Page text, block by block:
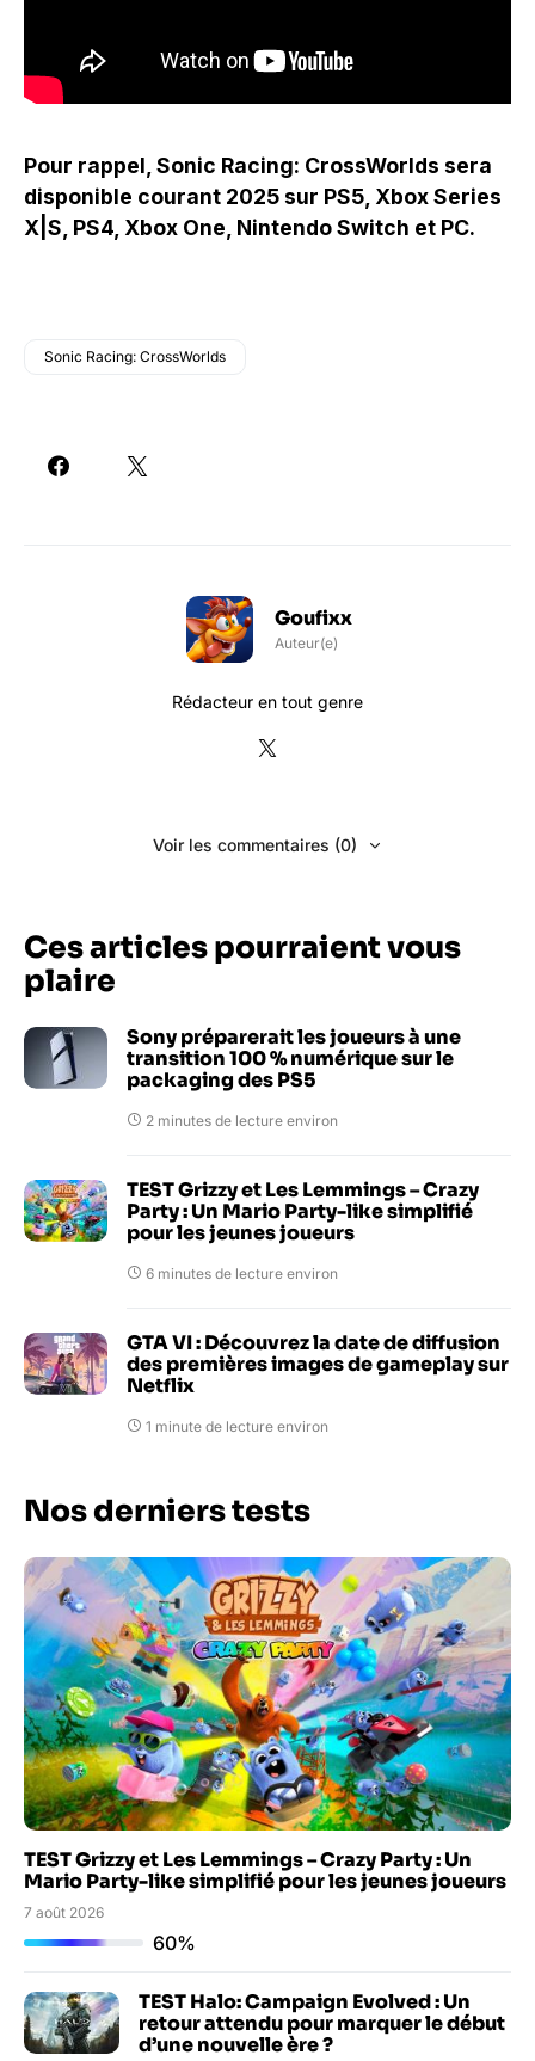
Pour rappel, Sonic Racing: CrossWorlds sera
disponible courant 2025 sur PS5, Xbox Series
X|S, PS4, Xbox One, Nintendo Switch et PC.
Sonic Racing: CrossWorlds
Goufixx
Auteur(e)
Rédacteur en tout genre
Voir les commentaires (0)
Ces articles pourraient vous
plaire
Sony préparerait les joueurs à une
transition 100 % numérique sur le
packaging des PS5
2 minutes de lecture environ
TEST Grizzy et Les Lemmings – Crazy
Party : Un Mario Party-like simplifié
pour les jeunes joueurs
6 minutes de lecture environ
GTA VI : Découvrez la date de diffusion
des premières images de gameplay sur
Netflix
1 minute de lecture environ
Nos derniers tests
TEST Grizzy et Les Lemmings – Crazy Party : Un
Mario Party-like simplifié pour les jeunes joueurs
7 août 2026
60%
TEST Halo: Campaign Evolved : Un
retour attendu pour marquer le début
d’une nouvelle ère ?